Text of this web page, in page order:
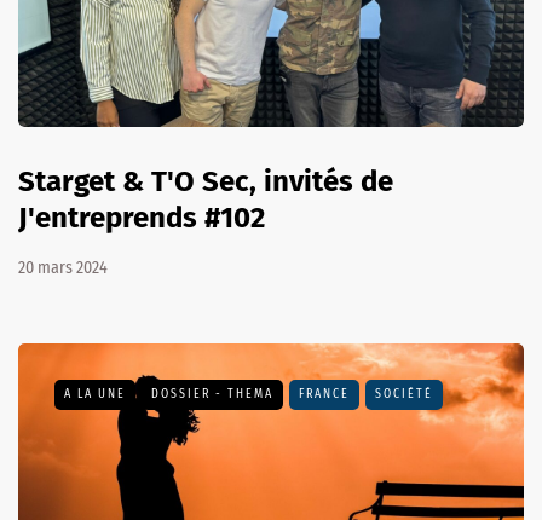
Starget & T'O Sec, invités de
J'entreprends #102
20 mars 2024
A LA UNE DOSSIER - THEMA FRANCE SOCIÉTÉ